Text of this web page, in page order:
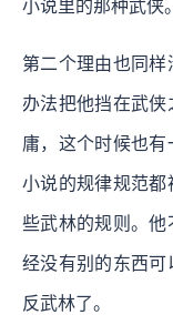
小说里的那种武侠。
第二个理由也同
办法把他挡在武
庸，这个时候也
小说的规律规范
些武林的规则。
经没有别的东西
反武林了。